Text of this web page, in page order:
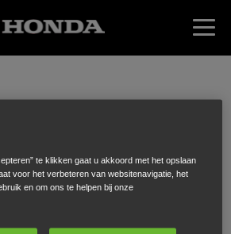
1504 NX
te klikken gaat u akkoord met het opslaan
voor het verbeteren van websitenavigatie, het
en om ons te helpen bij onze